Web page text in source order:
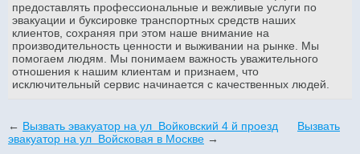
предоставлять профессиональные и вежливые услуги по
эвакуации и буксировке транспортных средств наших
клиентов, сохраняя при этом наше внимание на
производительность ценности и выживании на рынке. Мы
помогаем людям. Мы понимаем важность уважительного
отношения к нашим клиентам и признаем, что
исключительный сервис начинается с качественных людей.
← Вызвать эвакуатор на ул Войковский 4 й проезд
Вызвать
эвакуатор на ул Войсковая в Москве →